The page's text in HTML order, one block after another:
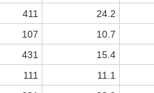
411 24.2
107 10.7
431 15.4
111 11.1